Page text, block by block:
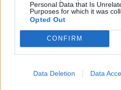
Personal Data that Is
Purposes for which it was
Opted Out
CONFIRM
Data Deletion Data